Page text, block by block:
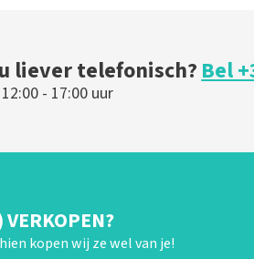
liever telefonisch?Bel
- 17:00 uur
kopen wij ze wel van je!